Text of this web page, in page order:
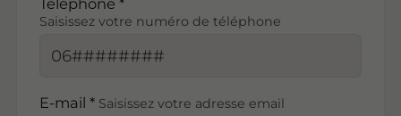
Saisissez votre numéro de téléphone
E-mail * Saisissez votre adresse email